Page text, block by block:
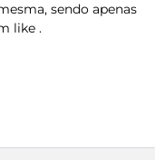
sendo apenas
like .